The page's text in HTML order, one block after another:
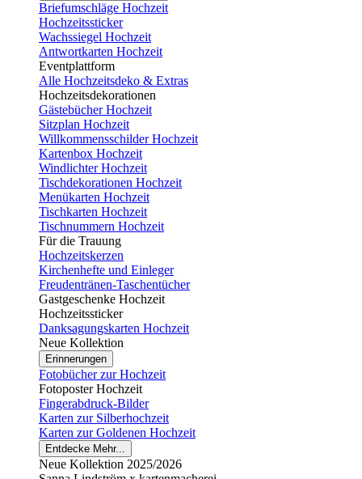
Briefumschläge Hochzeit
Hochzeitssticker
Wachssiegel Hochzeit
Antwortkarten Hochzeit
Eventplattform
Alle Hochzeitsdeko & Extras
Hochzeitsdekorationen
Gästebücher Hochzeit
Sitzplan Hochzeit
Willkommensschilder Hochzeit
Kartenbox Hochzeit
Windlichter Hochzeit
Tischdekorationen Hochzeit
Menükarten Hochzeit
Tischkarten Hochzeit
Tischnummern Hochzeit
Für die Trauung
Hochzeitskerzen
Kirchenhefte und Einleger
Freudentränen-Taschentücher
Gastgeschenke Hochzeit
Hochzeitssticker
Danksagungskarten Hochzeit
Neue Kollektion
Erinnerungen
Fotobücher zur Hochzeit
Fotoposter Hochzeit
Fingerabdruck-Bilder
Karten zur Silberhochzeit
Karten zur Goldenen Hochzeit
Entdecke Mehr...
Neue Kollektion 2025/2026